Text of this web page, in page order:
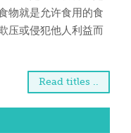
物就是允许食用的食
压或侵犯他人利益而
Read titles ..